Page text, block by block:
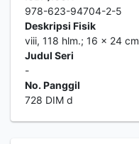
978-623-94704-2-5
Deskripsi Fisik
viii, 118 hlm.; 16 x 24 cm
Judul Seri
-
No. Panggil
728 DIM d